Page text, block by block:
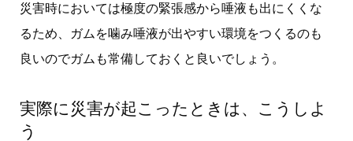
災害時においては極度の緊張感から唾液も出にくくな
るため、ガムを噛み唾液が出やすい環境をつくるのも
良いのでガムも常備しておくと良いでしょう。
実際に災害が起こったときは、こうしよ
う